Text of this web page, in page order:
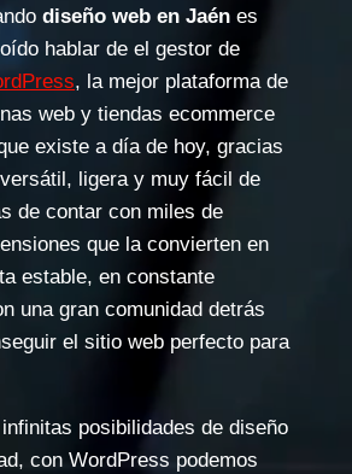
diseño web en Jaén es
hablar de el gestor de
, la mejor plataforma de
web y tiendas ecommerce
existe a día de hoy, gracias
ligera y muy fácil de
de contar con miles de
que la convierten en
estable, en constante
una gran comunidad detrás
el sitio web perfecto para
posibilidades de diseño
con WordPress podemos